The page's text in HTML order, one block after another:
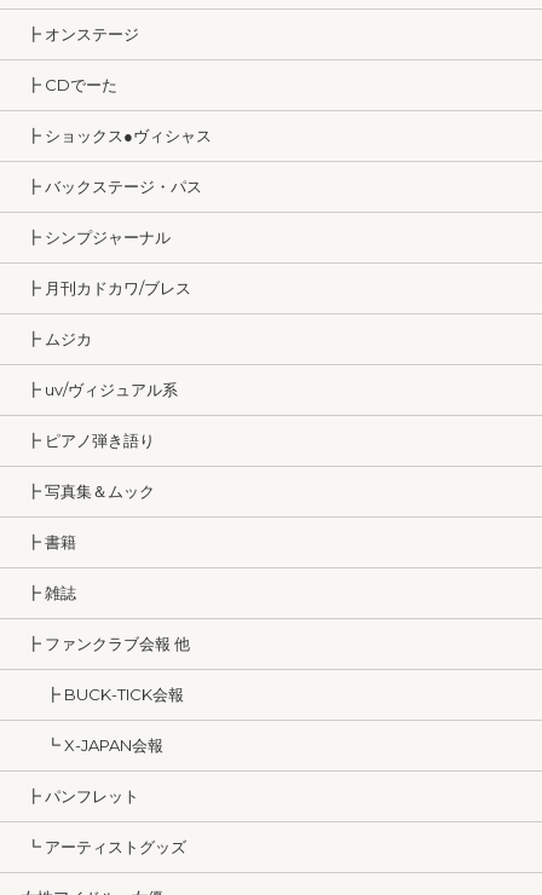
┣ オンステージ
┣ CDでーた
┣ ショックス●ヴィシャス
┣ バックステージ・パス
┣ シンプジャーナル
┣ 月刊カドカワ/ブレス
┣ ムジカ
┣ uv/ヴィジュアル系
┣ ピアノ弾き語り
┣ 写真集＆ムック
┣ 書籍
┣ 雑誌
┣ ファンクラブ会報 他
┣ BUCK-TICK会報
┗ X-JAPAN会報
┣ パンフレット
┗ アーティストグッズ